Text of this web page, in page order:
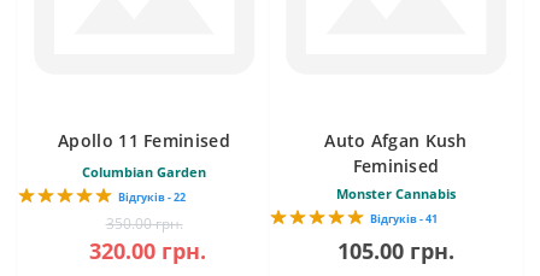
Apollo 11 Feminised
Columbian Garden
Відгуків - 22
350.00 грн.
320.00 грн.
Auto Afgan Kush
Feminised
Monster Cannabis
Відгуків - 41
105.00 грн.